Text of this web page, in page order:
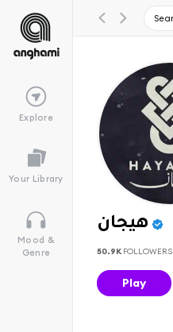
Explore
Your Library
Mood &
Genre
هيجان
50.9K FOLLOWERS
Play